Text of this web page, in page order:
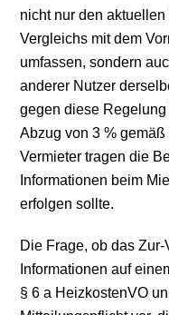
nicht nur den
Vergleichs mit dem
umfassen, sondern
anderer Nutzer
gegen diese
Abzug von 3 %
Vermieter tragen die
Informationen beim
erfolgen sollte.
Die Frage, ob das
Informationen auf
§ 6 a HeizkostenVO